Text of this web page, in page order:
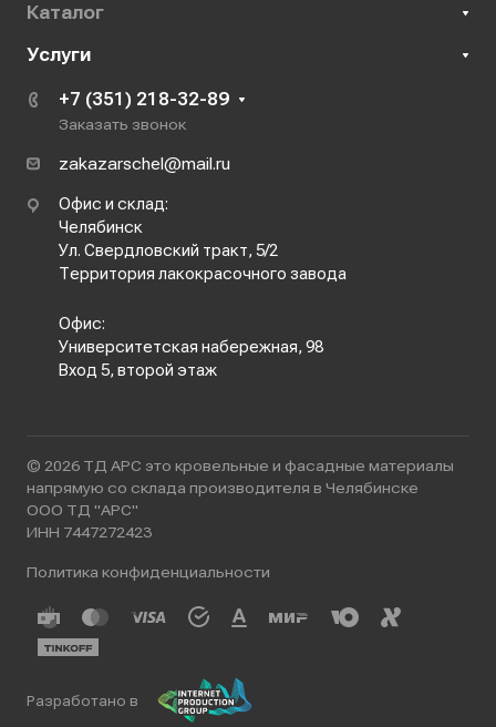
Каталог
Услуги
+7 (351) 218-32-89
Заказать звонок
zakazarschel@mail.ru
Офис и склад:
Челябинск
Ул. Свердловский тракт, 5/2
Территория лакокрасочного завода
Офис:
Университетская набережная, 98
Вход 5, второй этаж
© 2026 ТД АРС это кровельные и фасадные материалы
напрямую со склада производителя в Челябинске
ООО ТД "АРС"
ИНН 7447272423
Политика конфиденциальности
Разработано в